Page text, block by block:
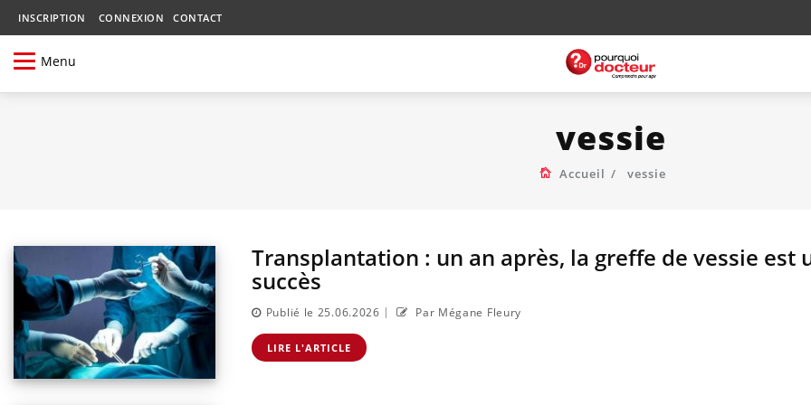
INSCRIPTION CONNEXION CONTACT
Menu
vessie
Accueil vessie
Transplantation : un an après, la greffe de vessie est
succès
Publié le 25.06.2026 | Par Mégane Fleury
LIRE L'ARTICLE